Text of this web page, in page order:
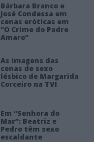
Bárbara Branco e
José Condessa em
cenas eróticas em
“O Crime do Padre
Amaro”
As imagens das
cenas de sexo
lésbico de Margarida
Corceiro na TVI
Em “Senhora do
Mar”: Beatriz e
Pedro têm sexo
escaldante